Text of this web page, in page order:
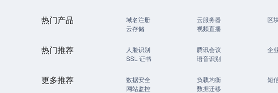
热门产品 域名注册 云服务器 区
云存储
视频直播
热门推荐 人脸识别 腾讯会议 企
SSL 证书
语音识别
更多推荐 数据安全 负载均衡 短
网站监控
数据迁移